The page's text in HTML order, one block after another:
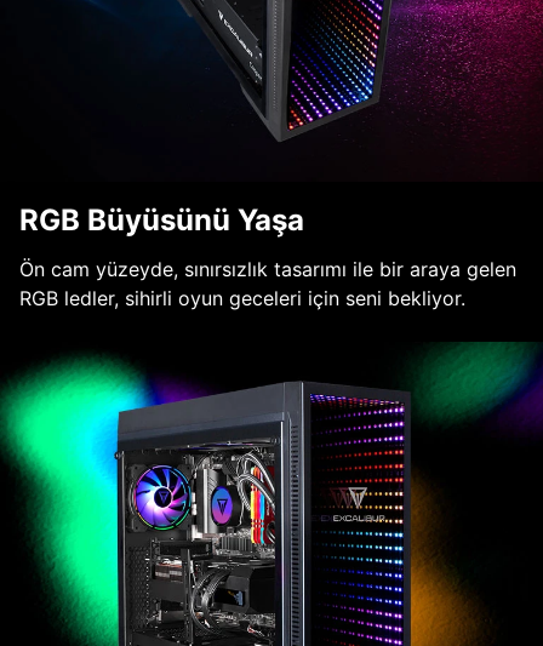
RGB Büyüsünü Yaşa
Ön cam yüzeyde, sınırsızlık tasarımı ile bir araya gelen
RGB ledler, sihirli oyun geceleri için seni bekliyor.